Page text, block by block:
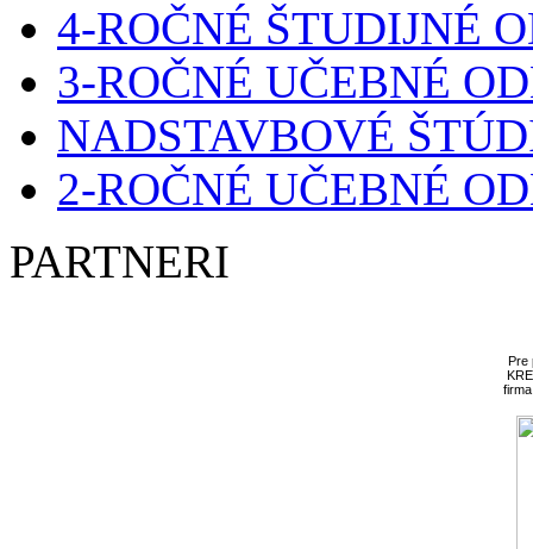
4-ROČNÉ ŠTUDIJNÉ
3-ROČNÉ UČEBNÉ
NADSTAVBOVÉ
2-ROČNÉ UČEBNÉ
PARTNERI
Pre